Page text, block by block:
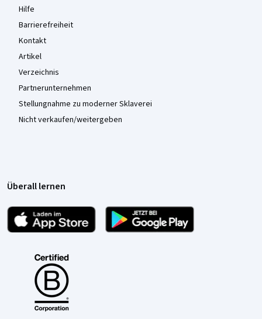
Hilfe
Barrierefreiheit
Kontakt
Artikel
Verzeichnis
Partnerunternehmen
Stellungnahme zu moderner Sklaverei
Nicht verkaufen/weitergeben
Überall lernen